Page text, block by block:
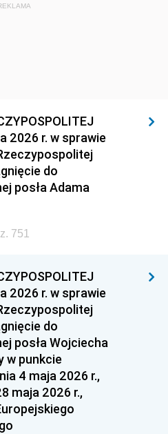
2026 r. w sprawie
do
posła Adama
751
2026 r. w sprawie
do
posła Wojciecha
w punkcie
4 maja 2026 r.,
maja 2026 r.,